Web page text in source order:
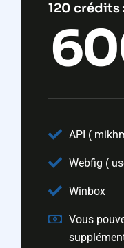
120 crédits
API (
Webfig (
Winbox
Vous